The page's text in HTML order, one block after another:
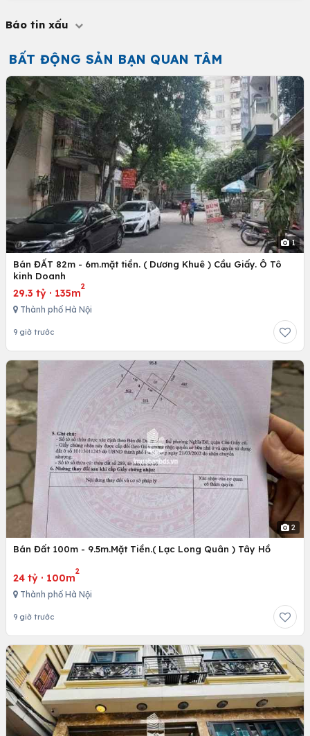
Báo tin xấu
BẤT ĐỘNG SẢN BẠN QUAN TÂM
1
Bán ĐẤT 82m - 6m.mặt tiền. ( Dương Khuê ) Cầu Giấy. Ô Tô
kinh Doanh
29.3 tỷ · 135m
2
Thành phố Hà Nội
9 giờ trước
2
Bán Đất 100m - 9.5m.Mặt Tiền.( Lạc Long Quân ) Tây Hồ
24 tỷ · 100m
2
Thành phố Hà Nội
9 giờ trước